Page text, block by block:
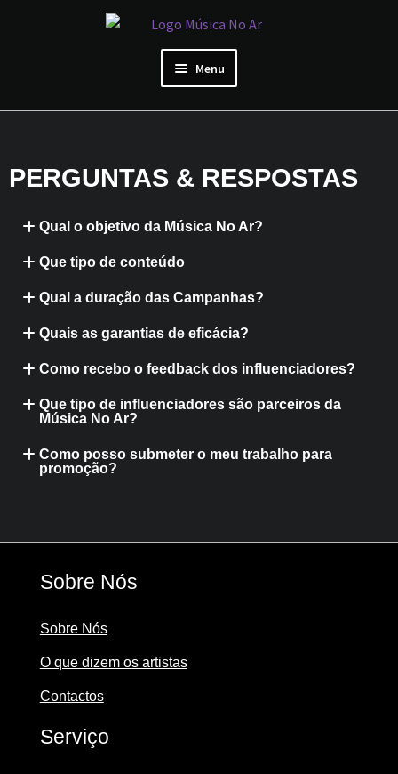
Menu
Área de Artista
Reviews de artistas
Preços
PERGUNTAS & RESPOSTAS
Qual o objetivo da Música No Ar?
Que tipo de conteúdo
Qual a duração das Campanhas?
Quais as garantias de eficácia?
Como recebo o feedback dos influenciadores?
Que tipo de influenciadores são parceiros da
Música No Ar?
Como posso submeter o meu trabalho para
promoção?
Sobre Nós
Sobre Nós
O que dizem os artistas
Contactos
Serviço